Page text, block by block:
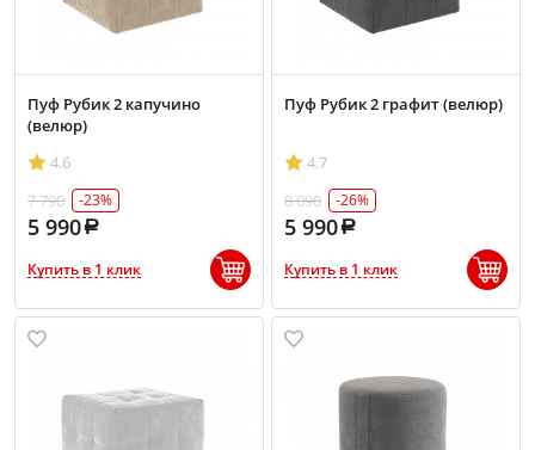
Пуф Рубик 2 капучино
(велюр)
4.6
7 790
-23%
5 990
Купить в 1 клик
Пуф Рубик 2 графит (велюр)
4.7
8 090
-26%
5 990
Купить в 1 клик